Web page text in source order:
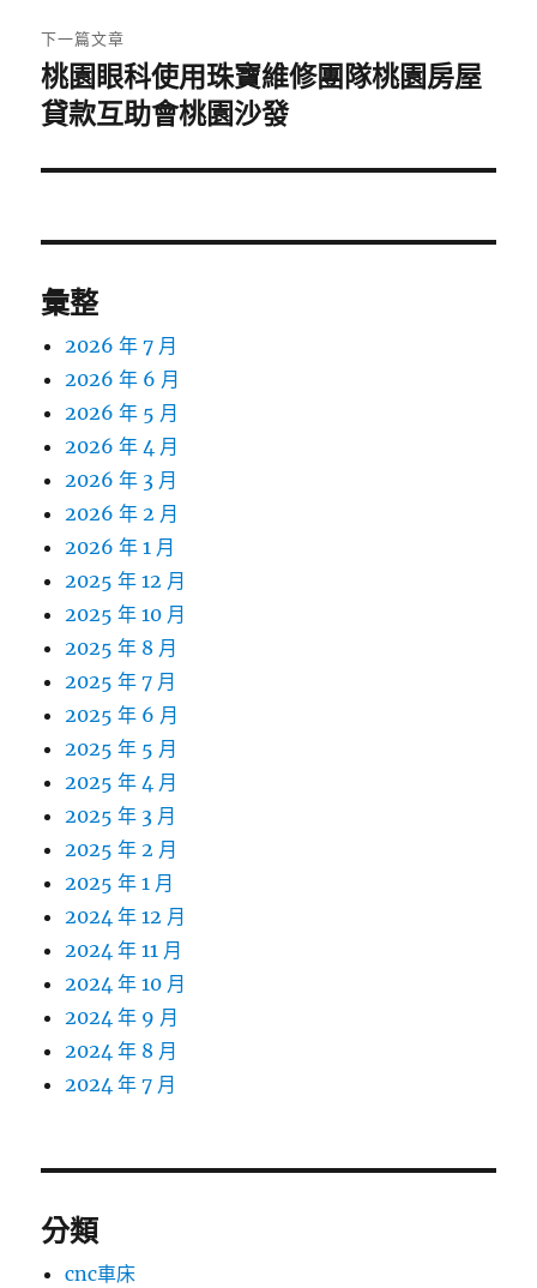
章:
下一篇文章
下
一
文
桃園眼科使用珠寶維修團隊桃園房屋
貸款互助會桃園沙發
彙整
2026 年 7 月
2026 年 6 月
2026 年 5 月
2026 年 4 月
2026 年 3 月
2026 年 2 月
2026 年 1 月
2025 年 12 月
2025 年 10 月
2025 年 8 月
2025 年 7 月
2025 年 6 月
2025 年 5 月
2025 年 4 月
2025 年 3 月
2025 年 2 月
2025 年 1 月
2024 年 12 月
2024 年 11 月
2024 年 10 月
2024 年 9 月
2024 年 8 月
2024 年 7 月
分類
cnc車床